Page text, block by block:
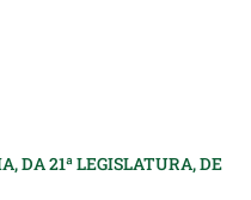
DA 21ª LEGISLATURA, DE